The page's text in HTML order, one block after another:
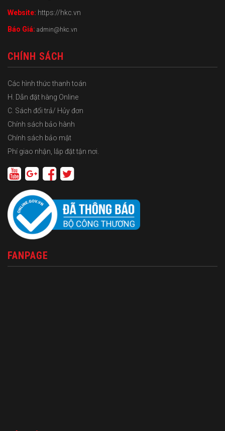
Website: https://hkc.vn
Báo Giá: admin@hkc.vn
CHÍNH SÁCH
Các hình thức thanh toán
H. Dẫn đặt hàng Online
C. Sách đổi trả/ Hủy đơn
Chính sách bảo hành
Chính sách bảo mật
Phí giao nhận, lắp đặt tận nơi.
FANPAGE